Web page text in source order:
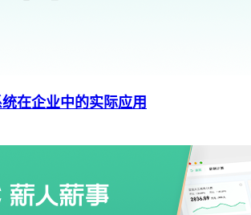
在企业中的实际应用